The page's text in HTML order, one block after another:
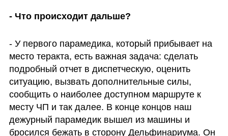
- Что происходит дальше?
- У первого парамедика, который прибывает на
место теракта, есть важная задача: сделать
подробный отчет в диспетческую, оценить
ситуацию, вызвать дополнительные силы,
сообщить о наиболее доступном маршруте к
месту ЧП и так далее. В конце концов наш
дежурный парамедик вышел из машины и
бросился бежать в сторону Дельфинариума. Он